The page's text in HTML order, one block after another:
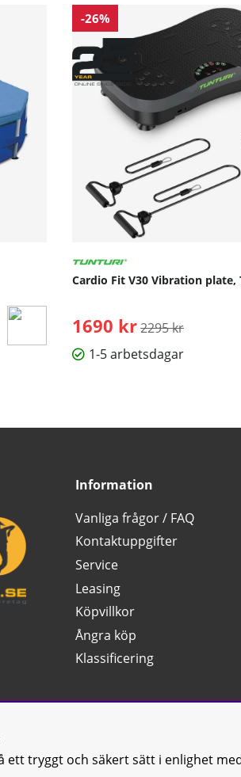
-26%
Cardio Fit V30 Vibration
1690 kr Ordinarie pris:
2295 kr
1-5 arbetsdagar
Information
Vanliga frågor / FAQ
Kontaktuppgifter
Service
Leasing
Köpvillkor
Ångra köp
Klassificering
© Sport & Gym Butiken JTC AB |
tryggt och säkert sätt i enlighet